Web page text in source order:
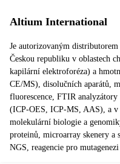
Altium International
Je autorizovaným
Českou republiku v oblastech
kapilární elektroforéza) a
CE/MS), disolučních aparátů,
fluorescence, FTIR
(ICP-OES, ICP-MS, AAS), a v
molekulární biologie a
proteinů, microarray skenery a
NGS, reagencie pro